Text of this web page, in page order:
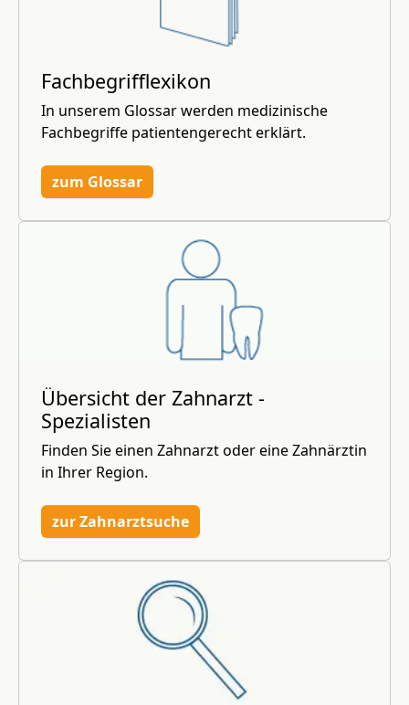
Fachbegrifflexikon
In unserem Glossar werden medizinische
Fachbegriffe patientengerecht erklärt.
zum Glossar
Übersicht der Zahnarzt -
Spezialisten
Finden Sie einen Zahnarzt oder eine Zahnärztin
in Ihrer Region.
zur Zahnarztsuche